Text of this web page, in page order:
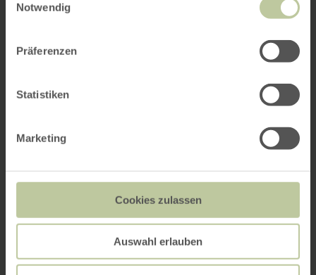
Notwendig
Präferenzen
Statistiken
Marketing
Cookies zulassen
Auswahl erlauben